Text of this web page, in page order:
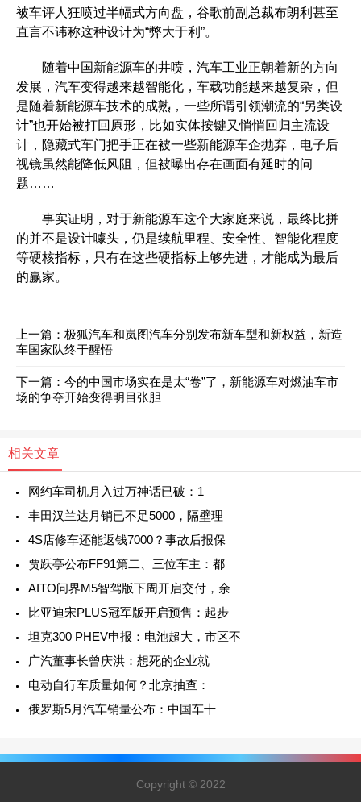
被车评人狂喷过半幅式方向盘，谷歌前副总裁布朗利甚至
直言不讳称这种设计为“弊大于利”。
随着中国新能源车的井喷，汽车工业正朝着新的方向
发展，汽车变得越来越智能化，车载功能越来越复杂，但
是随着新能源车技术的成熟，一些所谓引领潮流的“另类设
计”也开始被打回原形，比如实体按键又悄悄回归主流设
计，隐藏式车门把手正在被一些新能源车企抛弃，电子后
视镜虽然能降低风阻，但被曝出存在画面有延时的问
题……
事实证明，对于新能源车这个大家庭来说，最终比拼
的并不是设计噱头，仍是续航里程、安全性、智能化程度
等硬核指标，只有在这些硬指标上够先进，才能成为最后
的赢家。
上一篇： 极狐汽车和岚图汽车分别发布新车型和新权益，新造
车国家队终于醒悟
下一篇： 今的中国市场实在是太“卷”了，新能源车对燃油车市
场的争夺开始变得明目张胆
相关文章
网约车司机月入过万神话已破：1
丰田汉兰达月销已不足5000，隔壁理
4S店修车还能返钱7000？事故后报保
贾跃亭公布FF91第二、三位车主：都
AITO问界M5智驾版下周开启交付，余
比亚迪宋PLUS冠军版开启预售：起步
坦克300 PHEV申报：电池超大，市区不
广汽董事长曾庆洪：想死的企业就
电动自行车质量如何？北京抽查：
俄罗斯5月汽车销量公布：中国车十
Copyright © 2022